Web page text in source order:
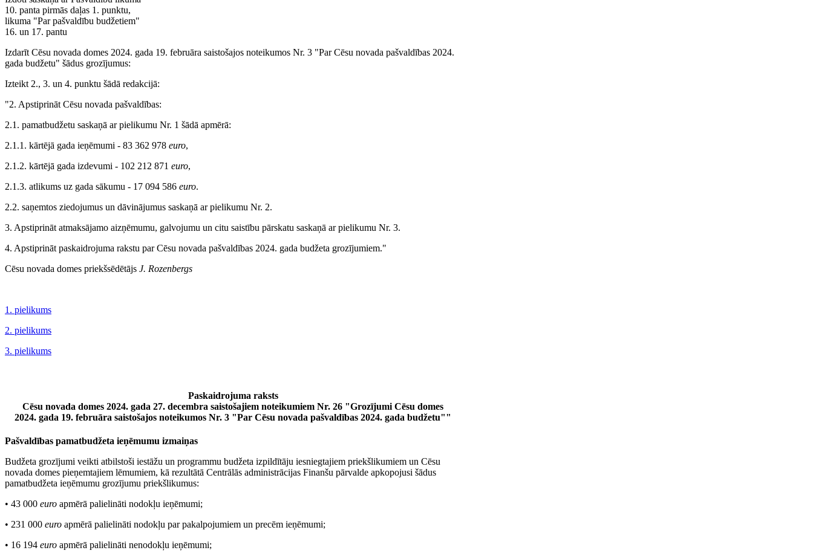
10. panta pirmās daļas 1. punktu,
likuma "Par pašvaldību budžetiem"
16. un 17. pantu
Izdarīt Cēsu novada domes 2024. gada 19. februāra saistošajos noteikumos Nr. 3 "Par Cēsu novada pašvaldības 2024.
gada budžetu" šādus grozījumus:
Izteikt 2., 3. un 4. punktu šādā redakcijā:
"2. Apstiprināt Cēsu novada pašvaldības:
2.1. pamatbudžetu saskaņā ar pielikumu Nr. 1 šādā apmērā:
2.1.1. kārtējā gada ieņēmumi - 83 362 978 euro,
2.1.2. kārtējā gada izdevumi - 102 212 871 euro,
2.1.3. atlikums uz gada sākumu - 17 094 586 euro.
2.2. saņemtos ziedojumus un dāvinājumus saskaņā ar pielikumu Nr. 2.
3. Apstiprināt atmaksājamo aizņēmumu, galvojumu un citu saistību pārskatu saskaņā ar pielikumu Nr. 3.
4. Apstiprināt paskaidrojuma rakstu par Cēsu novada pašvaldības 2024. gada budžeta grozījumiem."
Cēsu novada domes priekšsēdētājs J. Rozenbergs
1. pielikums
2. pielikums
3. pielikums
Paskaidrojuma raksts
Cēsu novada domes 2024. gada 27. decembra saistošajiem noteikumiem Nr. 26 "Grozījumi Cēsu domes
2024. gada 19. februāra saistošajos noteikumos Nr. 3 "Par Cēsu novada pašvaldības 2024. gada budžetu""
Pašvaldības pamatbudžeta ieņēmumu izmaiņas
Budžeta grozījumi veikti atbilstoši iestāžu un programmu budžeta izpildītāju iesniegtajiem priekšlikumiem un Cēsu
novada domes pieņemtajiem lēmumiem, kā rezultātā Centrālās administrācijas Finanšu pārvalde apkopojusi šādus
pamatbudžeta ieņēmumu grozījumu priekšlikumus:
• 43 000 euro apmērā palielināti nodokļu ieņēmumi;
• 231 000 euro apmērā palielināti nodokļu par pakalpojumiem un precēm ieņēmumi;
• 16 194 euro apmērā palielināti nenodokļu ieņēmumi;